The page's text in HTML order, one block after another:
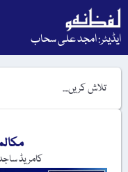
ایڈیٹر: امجد علی سحاب
کامریڈ